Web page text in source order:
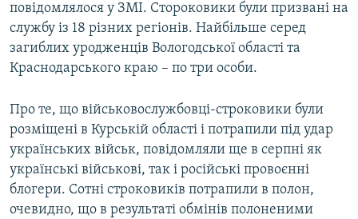
повідомлялося у ЗМІ. Стороковики були призвані на
службу із 18 різних регіонів. Найбільше серед
загиблих уродженців Вологодської області та
Краснодарського краю – по три особи.
Про те, що військовослужбовці-строковики були
розміщені в Курській області і потрапили під удар
українських військ, повідомляли ще в серпні як
українські військові, так і російські провоєнні
блогери. Сотні строковиків потрапили в полон,
очевидно, що в результаті обмінів полоненими